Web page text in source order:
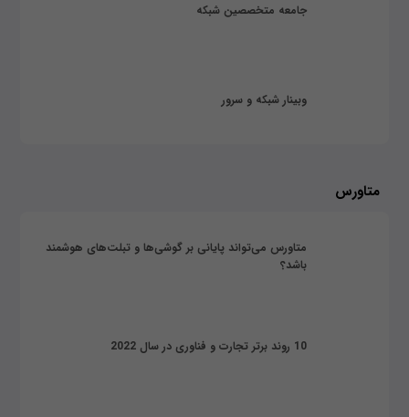
جامعه متخصصین شبکه
وبینار شبکه و سرور
متاورس
متاورس می‌تواند پایانی بر گوشی‌ها و تبلت‌های هوشمند
باشد؟
10 روند برتر تجارت و فناوری در سال 2022